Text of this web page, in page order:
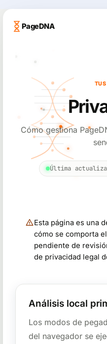
PageDNA
TUS
Cómo gestiona
Última
Esta página es una
cómo se comporta
pendiente de
de privacidad legal
Análisis local
Los modos de
del navegador se